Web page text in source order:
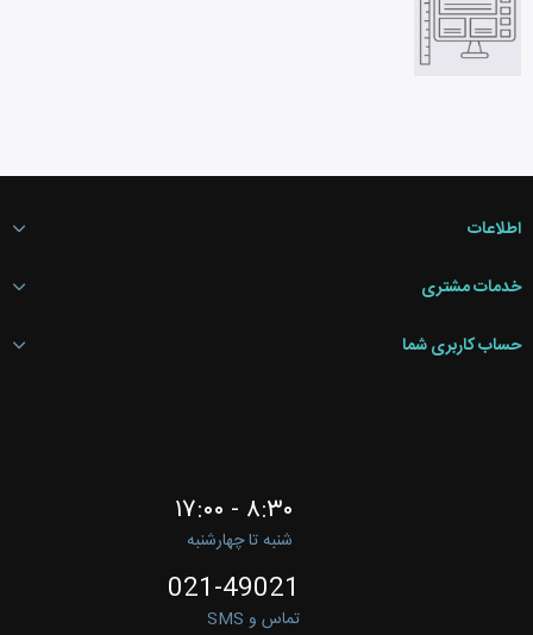
اطلاعات
خدمات مشتری
حساب کاربری شما
۸:۳۰ - ۱۷:۰۰
شنبه تا چهارشنبه
021-49021
تماس و SMS